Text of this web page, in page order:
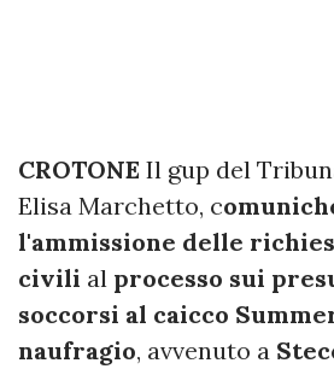
CROTONE Il gup del
Elisa Marchetto, c
l'ammissione delle
civili al processo sui
soccorsi al caicco
naufragio, avvenuto a